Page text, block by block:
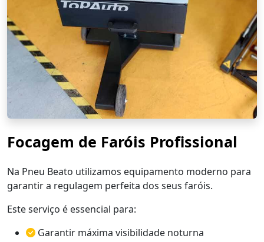
Focagem de Faróis Profissional
Na Pneu Beato utilizamos equipamento moderno para
garantir a regulagem perfeita dos seus faróis.
Este serviço é essencial para:
Garantir máxima visibilidade noturna